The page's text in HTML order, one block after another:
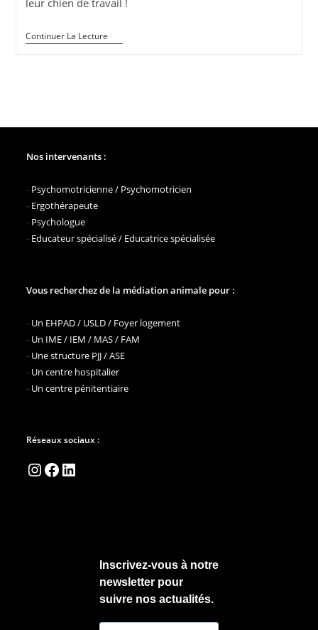
leur chien de travail !
Continuer La LectureLes
Vacances
Nos intervenants :
- Psychomotricienne / Psychomotricien
- Ergothérapeute
- Psychologue
- Educateur spécialisé / Educatrice spécialisée
Vous recherchez de la médiation animale pour :
- Un EHPAD / USLD / Foyer logement
- Un IME / IEM / MAS / FAM
- Une structure PJJ / ASE
- Un centre hospitalier
- Un centre pénitentiaire
Réseaux sociaux :
Instagram
Facebook
LinkedIn